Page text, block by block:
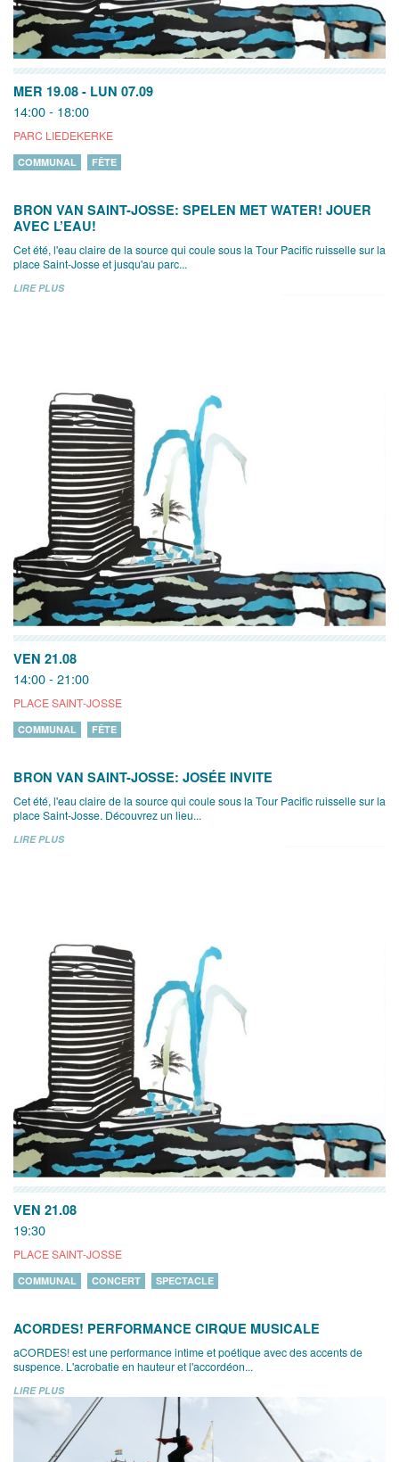
MER 19.08 - LUN 07.09
14:00 - 18:00
PARC LIEDEKERKE
COMMUNAL FÊTE
BRON VAN SAINT-JOSSE: SPELEN MET WATER! JOUER
AVEC L’EAU!
Cet été, l'eau claire de la source qui coule sous la Tour Pacific ruisselle sur la
place Saint-Josse et jusqu'au parc...
LIRE PLUS
VEN 21.08
14:00 - 21:00
PLACE SAINT-JOSSE
COMMUNAL FÊTE
BRON VAN SAINT-JOSSE: JOSÉE INVITE
Cet été, l'eau claire de la source qui coule sous la Tour Pacific ruisselle sur la
place Saint-Josse. Découvrez un lieu...
LIRE PLUS
VEN 21.08
19:30
PLACE SAINT-JOSSE
COMMUNAL CONCERT SPECTACLE
ACORDES! PERFORMANCE CIRQUE MUSICALE
aCORDES! est une performance intime et poétique avec des accents de
suspence. L'acrobatie en hauteur et l'accordéon...
LIRE PLUS